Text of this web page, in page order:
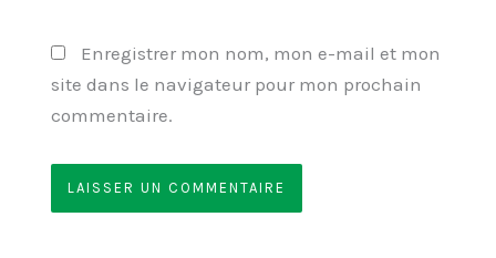
Enregistrer mon nom, mon e-mail et mon
site dans le navigateur pour mon prochain
commentaire.